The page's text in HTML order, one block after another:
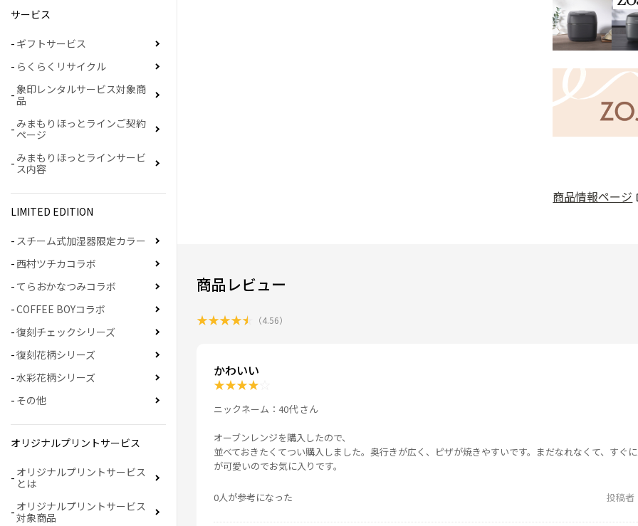
商品情報ページ
商品レビュー
★★★★★ （4.56）
かわいい
★★★★
ニックネーム：40代 さん
オーブンレンジを購入したので、
並べておきたくてつい購入しました。奥行きが広く、ピザが焼きやすいです。まだなれなくて、すぐ
が可愛いのでお気に入りです。
0人が参考になった 投稿者
サービス
ギフトサービス
らくらくリサイクル
象印レンタルサービス対象商
品
みまもりほっとラインご契約
ページ
みまもりほっとラインサービ
ス内容
LIMITED EDITION
スチーム式加湿器限定カラー
西村ツチカコラボ
てらおかなつみコラボ
COFFEE BOYコラボ
復刻チェックシリーズ
復刻花柄シリーズ
水彩花柄シリーズ
その他
オリジナルプリントサービス
オリジナルプリントサービス
とは
オリジナルプリントサービス
対象商品